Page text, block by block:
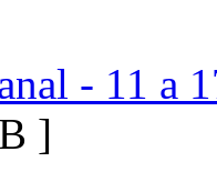
- 11 a
]